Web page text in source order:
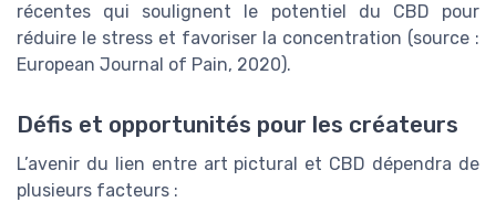
récentes qui soulignent le potentiel du CBD pour
réduire le stress et favoriser la concentration (source :
European Journal of Pain, 2020).
Défis et opportunités pour les créateurs
L’avenir du lien entre art pictural et CBD dépendra de
plusieurs facteurs :